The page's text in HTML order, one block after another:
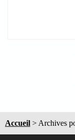
Accueil > Archives